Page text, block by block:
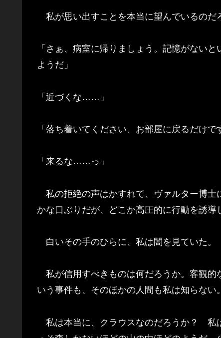
私が思い出すことを本当に望んでいるのだ
「さぁ、病室に帰りましょう。記憶がない
ようだ」
「近づくな……」
「落ち着いてください、お部屋に戻るだけで
「来るな……っ」
私の拒絶の声はかすれて、ヴァルター博士
かな口ぶりだが、どこか高圧的に行動を誘導
白いその手のひらに、私は闇を見ていた。
私が信用すべきものは何だろうか。客観的
いう事件も、そのほかの人間も私は知らない。
私は本当に、クラウスなのだろうか？ 私